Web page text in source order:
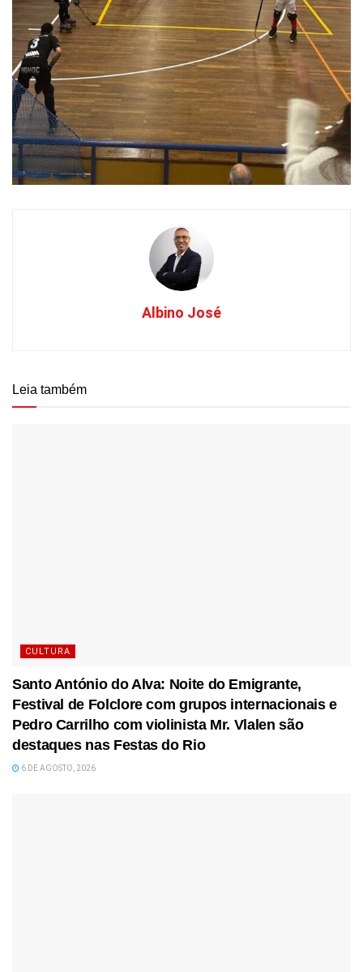
Albino José
Leia também
CULTURA
Santo António do Alva: Noite do Emigrante,
Festival de Folclore com grupos internacionais e
Pedro Carrilho com violinista Mr. Vlalen são
destaques nas Festas do Rio
6 DE AGOSTO, 2026